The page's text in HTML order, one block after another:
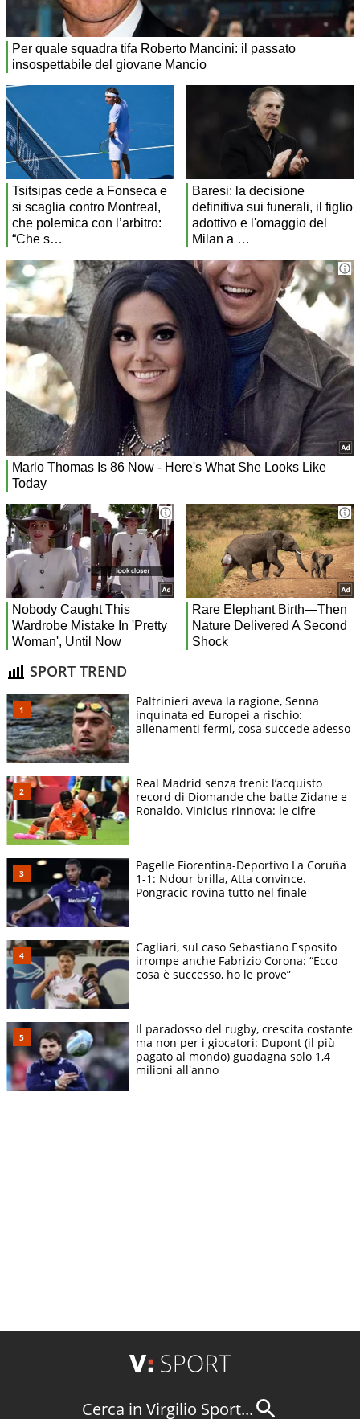
SPORT TREND
Paltrinieri aveva la ragione, Senna
inquinata ed Europei a rischio:
allenamenti fermi, cosa succede adesso
Real Madrid senza freni: l’acquisto
record di Diomande che batte Zidane e
Ronaldo. Vinicius rinnova: le cifre
Pagelle Fiorentina-Deportivo La Coruña
1-1: Ndour brilla, Atta convince.
Pongracic rovina tutto nel finale
Cagliari, sul caso Sebastiano Esposito
irrompe anche Fabrizio Corona: “Ecco
cosa è successo, ho le prove”
Il paradosso del rugby, crescita costante
ma non per i giocatori: Dupont (il più
pagato al mondo) guadagna solo 1,4
milioni all'anno
Cerca in Virgilio Sport...